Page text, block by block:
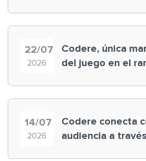
22/07
2026
Codere, única
del juego en el ranking
14/07
2026
Codere conecta
audiencia a